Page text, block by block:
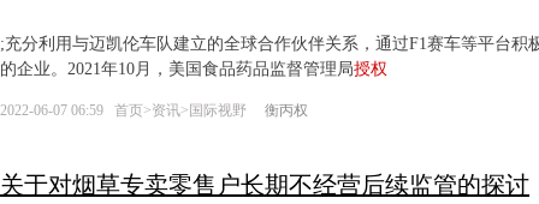
;充分利用与迈凯伦车队建立的全球合作伙伴关系，通过F1赛车等平
的企业。2021年10月，美国食品药品监督管理局授权
2022-06-07 06:59 首页>资讯> 国际视野 衡丙权
关于对烟草专卖零售户长期不经营后续监管的探讨